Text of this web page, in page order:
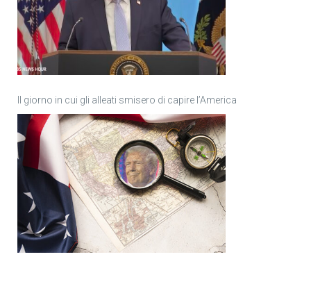
Il giorno in cui gli alleati smisero di capire l’America